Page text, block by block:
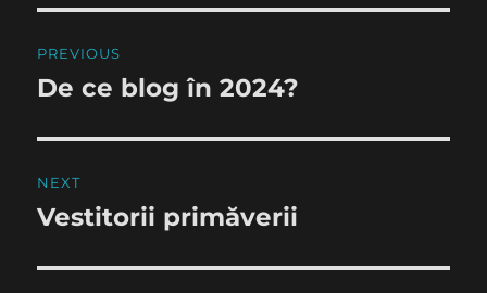
navigation
PREVIOUS
Previous
De ce blog în 2024?
NEXT
Next
Vestitorii primăverii